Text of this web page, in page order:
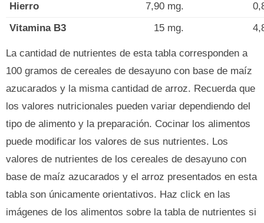
Hierro
7,90 mg.
Vitamina B3
15 mg.
La cantidad de nutrientes de esta tabla corresponden a
100 gramos de cereales de desayuno con base de maíz
azucarados y la misma cantidad de arroz. Recuerda que
los valores nutricionales pueden variar dependiendo del
tipo de alimento y la preparación. Cocinar los alimentos
puede modificar los valores de sus nutrientes. Los
valores de nutrientes de los cereales de desayuno con
base de maíz azucarados y el arroz presentados en esta
tabla son únicamente orientativos. Haz click en las
imágenes de los alimentos sobre la tabla de nutrientes si